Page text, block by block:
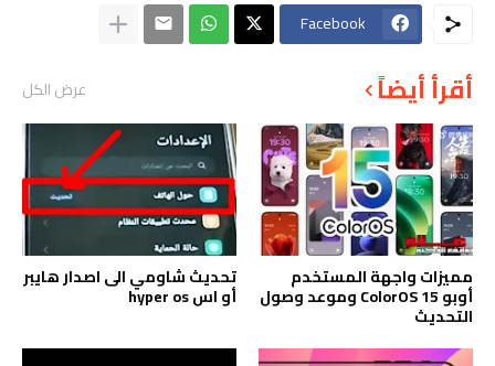
Facebook
أقرأ أيضاً عرض الكل
مميزات واجهة المستخدم
أوبو ColorOS 15 وموعد وصول
التحديث
تحديث شاومي الى اصدار هايبر
أو اس hyper os